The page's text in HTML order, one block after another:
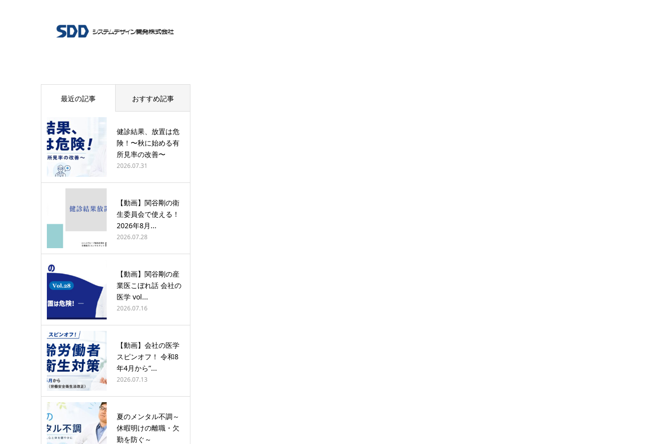
最近の記事 おすすめ記事
健診結果、放置は危
険！〜秋に始める有
所見率の改善〜
2026.07.31
【動画】関谷剛の衛
生委員会で使える！
2026年8月...
2026.07.28
【動画】関谷剛の産
業医こぼれ話 会社の
医学 vol...
2026.07.16
【動画】会社の医学
スピンオフ！ 令和8
年4月から”...
2026.07.13
夏のメンタル不調～
休暇明けの離職・欠
勤を防ぐ～